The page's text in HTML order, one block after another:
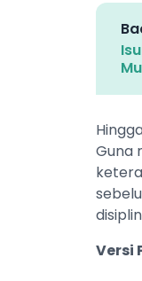
Guna
Versi